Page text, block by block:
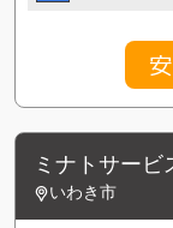
ミナトサービ
いわき市